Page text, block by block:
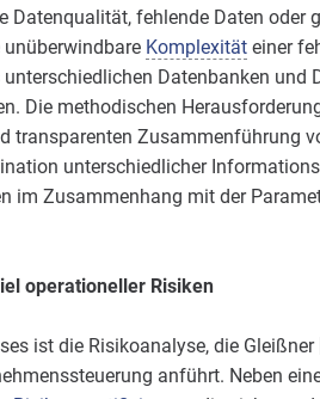
fehlende Daten oder
Komplexitäteiner
Datenbanken und
Die methodischen
transparenten Zusammenführung
unterschiedlicher
im Zusammenhang mit der
operationeller Risiken
ist die Risikoanalyse, die
anführt. Neben